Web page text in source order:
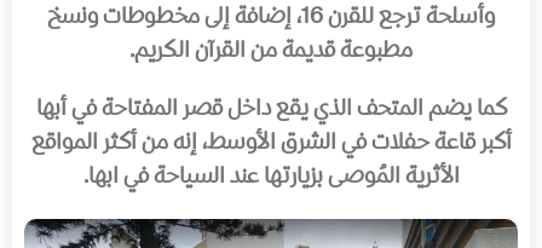
وأسلحة ترجع للقرن 16، إضافة إلى مخطوطات ونسخ
مطبوعة قديمة من القرآن الكريم.
كما يضم المتحف الذي يقع داخل قصر المفتاحة في أبها
أكبر قاعة حفلات في الشرق الأوسط، إنه من أكثر المواقع
الأثرية المُوصى بزيارتها عند السياحة في ابها.